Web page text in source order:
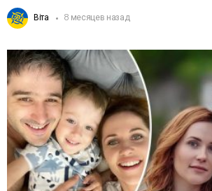
Віта 8 месяцев назад